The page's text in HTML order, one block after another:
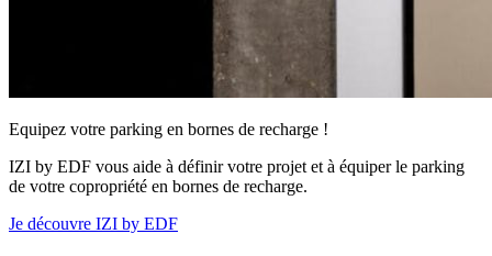
Equipez votre parking en bornes de recharge !
IZI by EDF vous aide à définir votre projet et à équiper le parking
de votre copropriété en bornes de recharge.
Je découvre IZI by EDF